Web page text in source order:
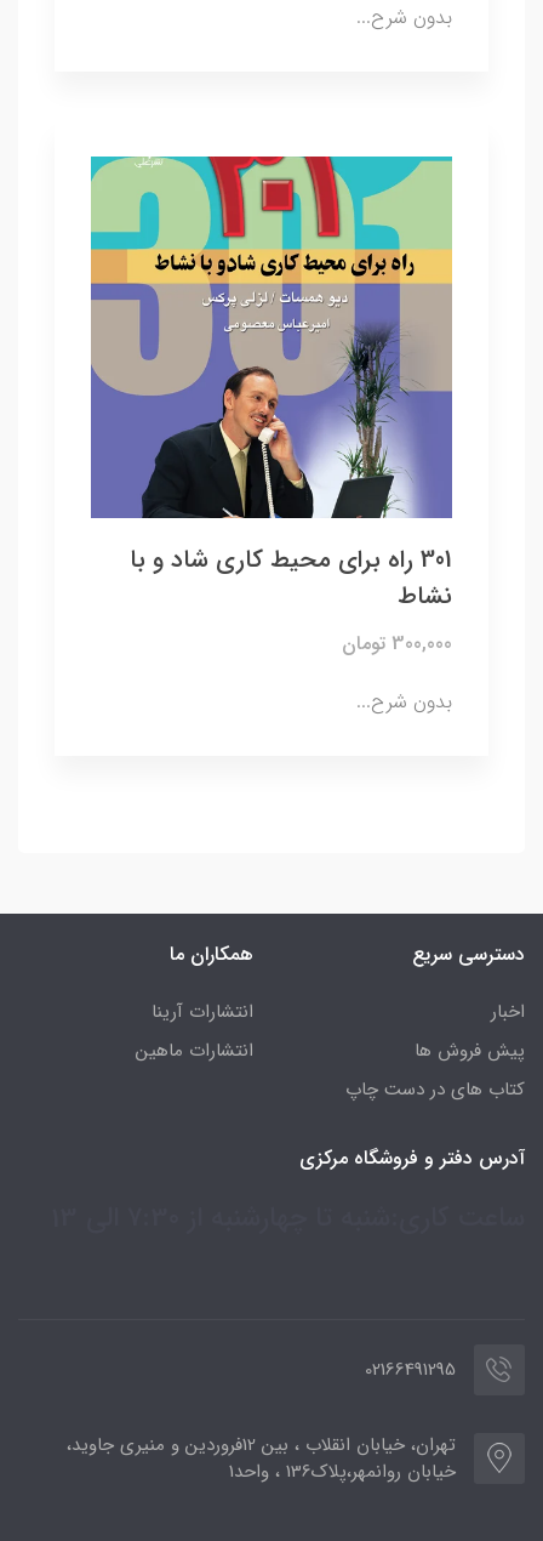
بدون شرح...
301 راه برای محیط کاری شاد و با
نشاط
300,000 تومان
بدون شرح...
دسترسی سریع
اخبار
پیش فروش ها
کتاب های در دست چاپ
همکاران ما
انتشارات آرینا
انتشارات ماهین
آدرس دفتر و فروشگاه مرکزی
02166491295
تهران، خیابان انقلاب ، بین 12فروردین و منیری جاوید،
خیابان روانمهر،پلاک136 ، واحد1